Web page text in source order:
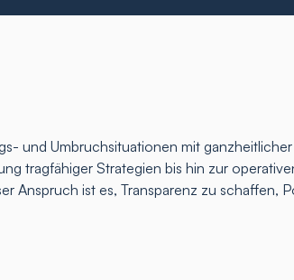
und Umbruchsituationen mit
tragfähiger Strategien bis hin zur
Anspruch ist es, Transparenz zu schaffen,